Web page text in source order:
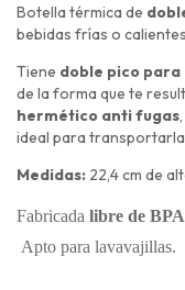
Botella térmica de
bebidas frías o
Tiene doble pico
de la forma que te
hermético anti fugas
ideal para
Medidas: 22,4 cm de
Fabricada libre de
Apto para lavavajillas.